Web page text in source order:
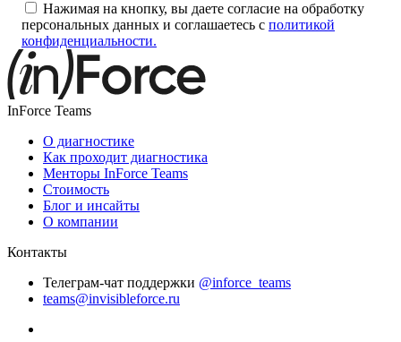
Нажимая на кнопку, вы даете согласие на обработку
персональных данных и соглашаетесь с политикой
конфиденциальности.
InForce Teams
О диагностике
Как проходит диагностика
Менторы InForce Teams
Стоимость
Блог и инсайты
О компании
Контакты
Телеграм-чат поддержки @inforce_teams
teams@invisibleforce.ru